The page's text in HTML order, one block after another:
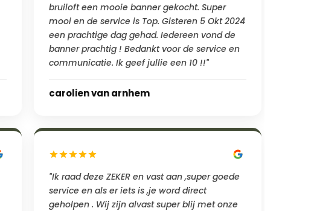
bruiloft een mooie banner gekocht. Super
mooi en de service is Top. Gisteren 5 Okt 2024
een prachtige dag gehad. Iedereen vond de
banner prachtig ! Bedankt voor de service en
communicatie. Ik geef jullie een 10 !!"
carolien van arnhem
"Ik raad deze ZEKER en vast aan ,super goede
service en als er iets is ,je word direct
geholpen . Wij zijn alvast super blij met onze